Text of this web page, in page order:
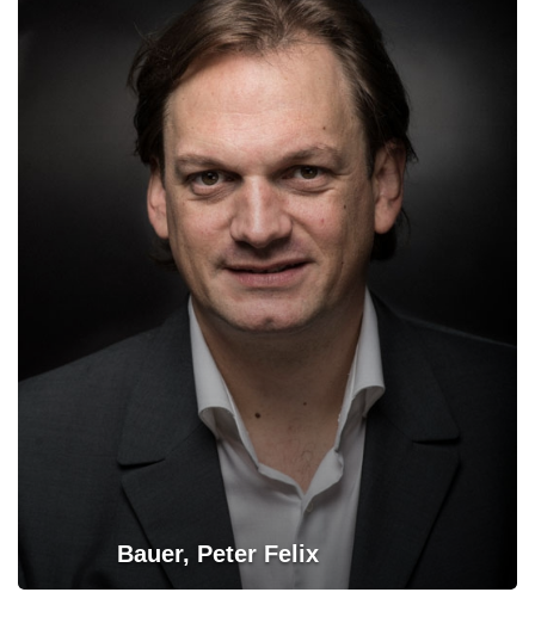
Bauer, Peter Felix